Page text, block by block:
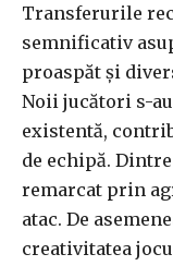
Transferurile
semnificativ
proaspăt și
Noii jucători s-
existentă,
de echipă.
remarcat prin
atac. De
creativitatea